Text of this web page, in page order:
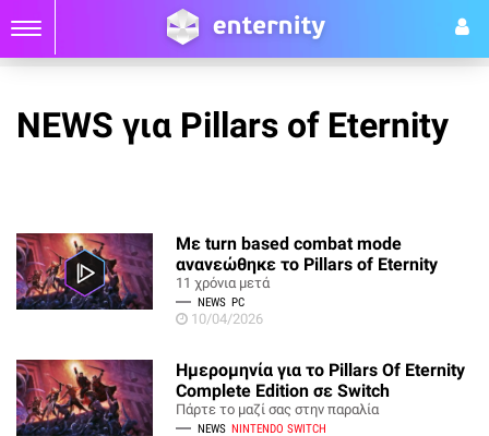
NEWS για Pillars of Eternity
Με turn based combat mode
ανανεώθηκε το Pillars of Eternity
11 χρόνια μετά
NEWS PC
10/04/2026
Ημερομηνία για το Pillars Of Eternity
Complete Edition σε Switch
Πάρτε το μαζί σας στην παραλία
NEWS NINTENDO SWITCH